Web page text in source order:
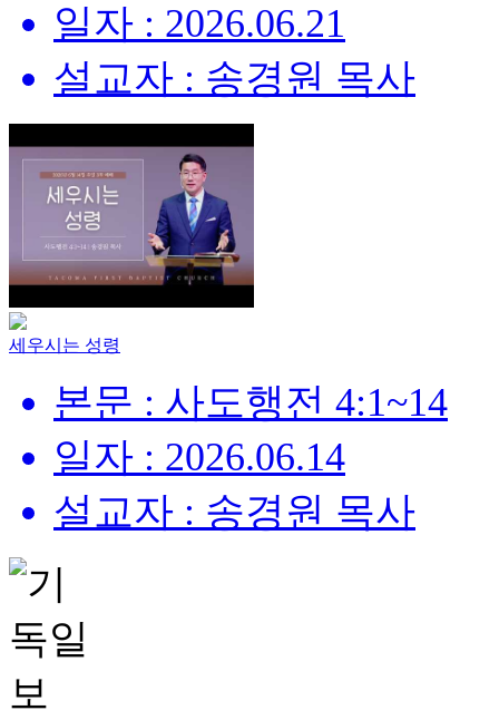
일자 : 2026.06.21
설교자 : 송경원 목사
세우시는 성령
본문 : 사도행전 4:1~14
일자 : 2026.06.14
설교자 : 송경원 목사